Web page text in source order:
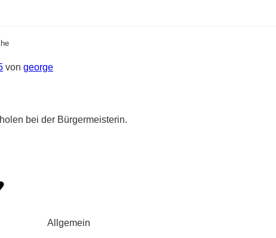
von george
bei der Bürgermeisterin.
Allgemein